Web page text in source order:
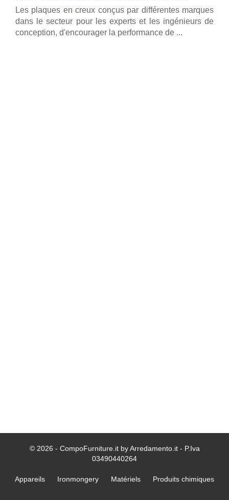
Les plaques en creux conçus par différentes marques
dans le secteur pour les experts et les ingénieurs de
conception, d'encourager la performance de ...
© 2026 - CompoFurniture.it by Arredamento.it - P.Iva
03490440264
Appareils Ironmongery Matériels Produits chimiques